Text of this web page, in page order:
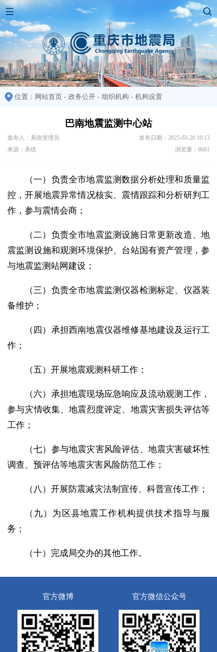
位置： 网站首页 - 政务公开 - 组织机构 - 机构设置
巴南地震监测中心站
发布人：系统管理员
发布日期：2025-03-20 10:13
来源：系统
浏览量：8681
（一）负责全市地震监测数据分析处理和质量监
控，开展地震异常情况核实、震情跟踪和分析研判工
作，参与震情会商；
（二）负责全市地震监测设施日常更新改造、地
震监测设施和观测环境保护、台站国有资产管理，参
与地震监测站网建设；
（三）负责全市地震监测仪器检测标定、仪器装
备维护；
（四）承担西南地震仪器维修基地建设及运行工
作；
（五）开展地震观测科研工作；
（六）承担地震现场应急响应及流动观测工作，
参与灾情收集、地震烈度评定、地震灾害损失评估等
工作；
（七）参与地震灾害风险评估、地震灾害破坏性
调查、预评估等地震灾害风险防范工作；
（八）开展防震减灾法制宣传、科普宣传工作；
（九）为区县地震工作机构提供技术指导与服
务；
（十）完成局交办的其他工作。
官方微博 官方微信公众号